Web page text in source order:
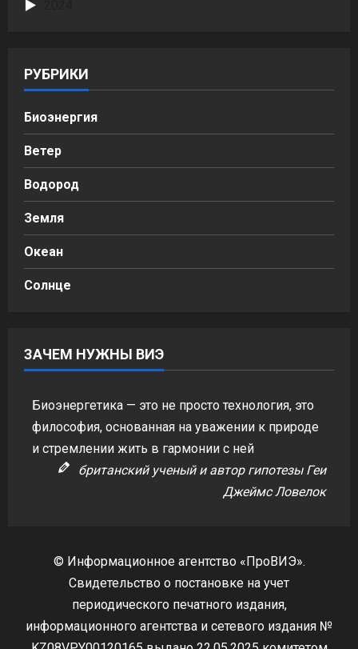
РУБРИКИ
Биоэнергия
Ветер
Водород
Земля
Океан
Солнце
ЗАЧЕМ НУЖНЫ ВИЭ
Биоэнергетика — это не просто технология, это
философия, основанная на уважении к природе
и стремлении жить в гармонии с ней
британский ученый и автор гипотезы Геи
Джеймс Ловелок
© Информационное агентство «ПроВИЭ».
Свидетельство о постановке на учет
периодического печатного издания,
информационного агентства и сетевого издания №